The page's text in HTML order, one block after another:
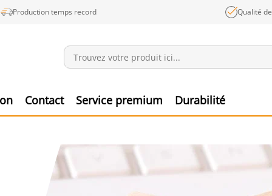
Production temps record Qualité
Contact Service premium Durabilité